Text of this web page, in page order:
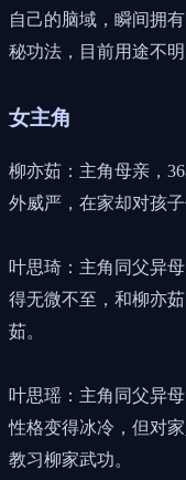
自己的脑域，瞬间拥
秘功法，目前用途不明
女主角
柳亦茹：主角母亲，
外威严，在家却对孩子
叶思琦：主角同父异
得无微不至，和柳亦
茹。
叶思瑶：主角同父异
性格变得冰冷，但对
教习柳家武功。